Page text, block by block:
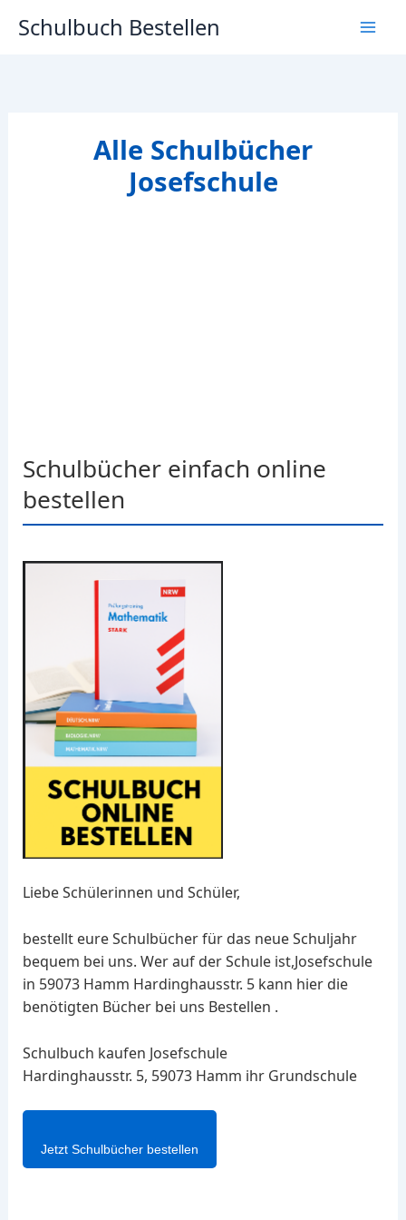
InhaltSchulbuch Bestellen
Alle Schulbücher
Josefschule
Schulbücher einfach online
bestellen
Liebe Schülerinnen und Schüler,
bestellt eure Schulbücher für das neue Schuljahr
bequem bei uns. Wer auf der Schule ist,Josefschule
in 59073 Hamm Hardinghausstr. 5 kann hier die
benötigten Bücher bei uns Bestellen .
Schulbuch kaufen Josefschule
Hardinghausstr. 5, 59073 Hamm ihr Grundschule
Jetzt Schulbücher bestellen